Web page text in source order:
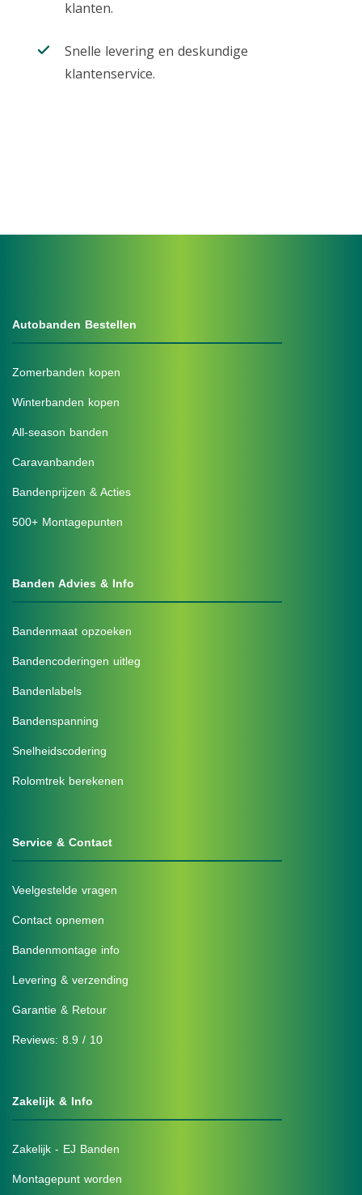
klanten.
Snelle levering en deskundige
klantenservice.
Autobanden Bestellen
Zomerbanden kopen
Winterbanden kopen
All-season banden
Caravanbanden
Bandenprijzen & Acties
500+ Montagepunten
Banden Advies & Info
Bandenmaat opzoeken
Bandencoderingen uitleg
Bandenlabels
Bandenspanning
Snelheidscodering
Rolomtrek berekenen
Service & Contact
Veelgestelde vragen
Contact opnemen
Bandenmontage info
Levering & verzending
Garantie & Retour
Reviews: 8.9 / 10
Zakelijk & Info
Zakelijk - EJ Banden
Montagepunt worden